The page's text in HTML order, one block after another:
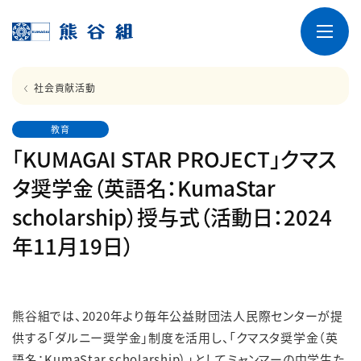
社会貢献活動
教育
「KUMAGAI STAR PROJECT」クマス
タ奨学金（英語名：KumaStar
scholarship）授与式（活動日：2024
年11月19日）
熊谷組では、 2020年より毎年公益財団法人民際センターが提
供する「ダルニー奨学金」制度を活用し、「クマスタ奨学金（英